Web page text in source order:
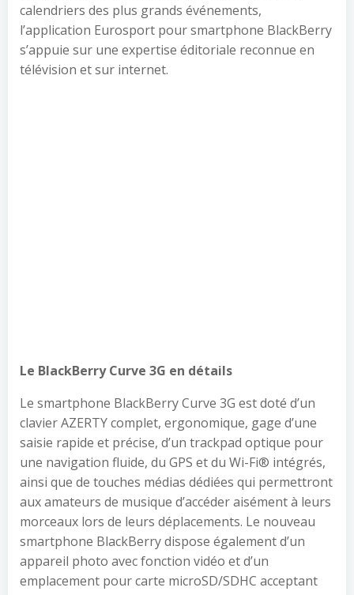
calendriers des plus grands événements,
l’application Eurosport pour smartphone BlackBerry
s’appuie sur une expertise éditoriale reconnue en
télévision et sur internet.
Le BlackBerry Curve 3G en détails
Le smartphone BlackBerry Curve 3G est doté d’un
clavier AZERTY complet, ergonomique, gage d’une
saisie rapide et précise, d’un trackpad optique pour
une navigation fluide, du GPS et du Wi-Fi® intégrés,
ainsi que de touches médias dédiées qui permettront
aux amateurs de musique d’accéder aisément à leurs
morceaux lors de leurs déplacements. Le nouveau
smartphone BlackBerry dispose également d’un
appareil photo avec fonction vidéo et d’un
emplacement pour carte microSD/SDHC acceptant